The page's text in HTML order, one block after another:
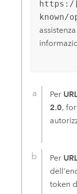
https:/
known/
Per
2.0,
Per
token